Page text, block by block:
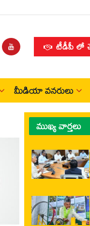
టీడీపీ లో
మీడియా వనరులు
ముఖ్య వార్తలు